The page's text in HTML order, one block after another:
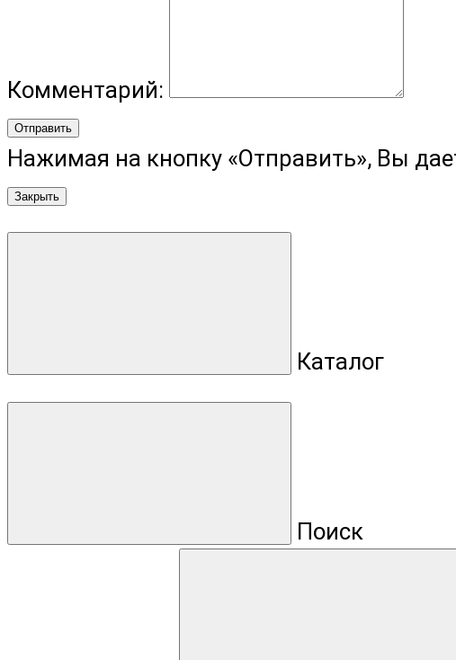
Комментарий:
Отправить
Нажимая на кнопку «Отправить», Вы
Закрыть
Каталог
Поиск